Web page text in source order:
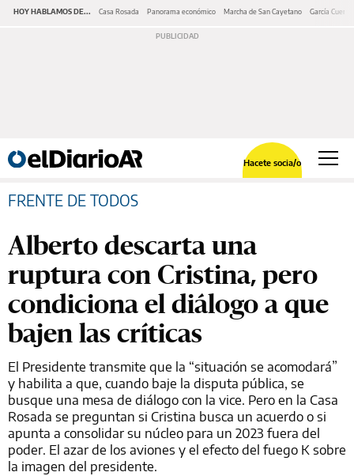
HOY HABLAMOS DE... Casa Rosada Panorama económico Marcha de San Cayetano García Cuerva
Hacete socia/o
FRENTE DE TODOS
Alberto descarta una
ruptura con Cristina, pero
condiciona el diálogo a que
bajen las críticas
El Presidente transmite que la “situación se acomodará”
y habilita a que, cuando baje la disputa pública, se
busque una mesa de diálogo con la vice. Pero en la Casa
Rosada se preguntan si Cristina busca un acuerdo o si
apunta a consolidar su núcleo para un 2023 fuera del
poder. El azar de los aviones y el efecto del fuego K sobre
la imagen del presidente.